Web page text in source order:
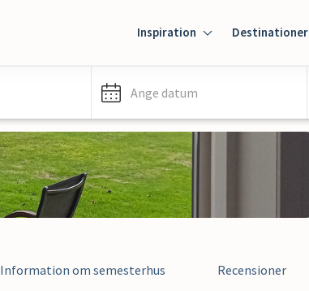
Inspiration Destinationer
Ange datum
Information om semesterhus Recensioner